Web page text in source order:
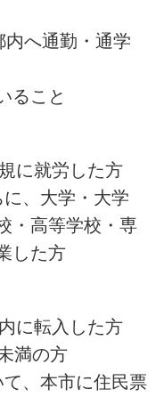
内へ通勤・通学
ること
に就労した方
に、大学・大学
・高等学校・専
した方
に転入した方
満の方
て、本市に住民票